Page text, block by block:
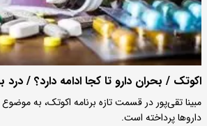
اکوتک / بحران دارو تا کجا ادامه دارد؟ / درد
مبینا تقی‌پور در قسمت تازه برنامه اکوتک، به
داروها پرداخته است.